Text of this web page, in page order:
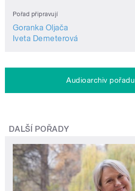
Pořad připravují
Goranka Oljača
Iveta Demeterová
Audioarchiv pořadu
DALŠÍ POŘADY